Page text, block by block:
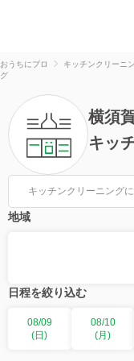
おうちにプロ キッチンクリーニ
グ
横須
キッ
キッチンクリーニング
地域
日程を絞り込む
08/09
(日)
08/10
(月)